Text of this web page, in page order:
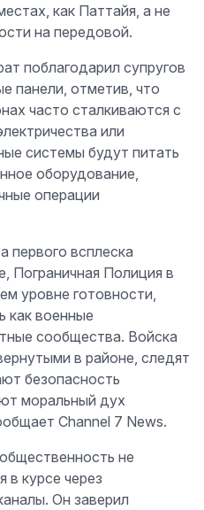
как Паттайя, а не
на передовой.
поблагодарил супругов
панели, отметив, что
часто сталкиваются с
или
системы будут питать
оборудование,
операции
первого всплеска
Пограничная Полиция в
уровне готовности,
как военные
сообщества. Войска
в районе, следят
безопасность
моральный дух
Channel 7 News.
не
в курсе через
Он заверил